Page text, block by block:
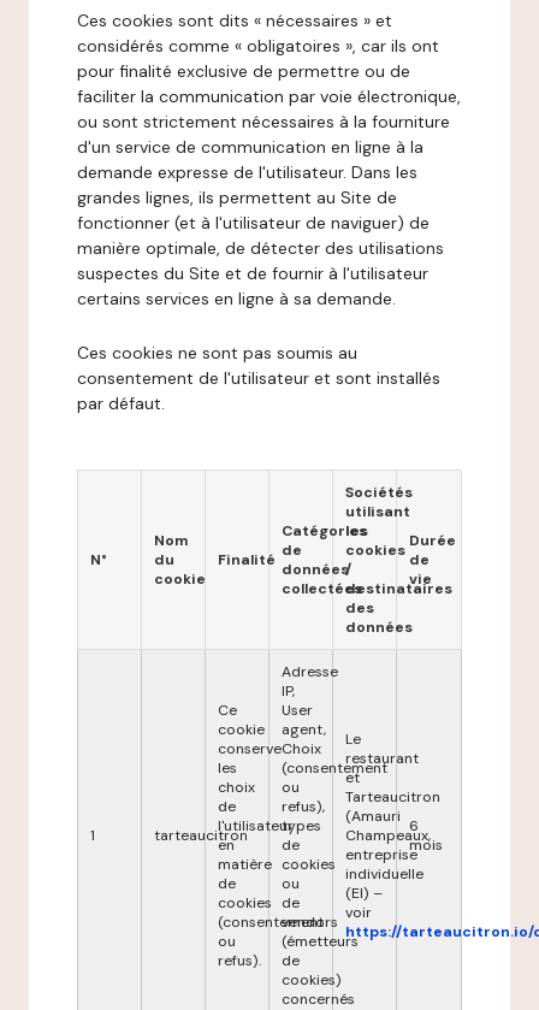
Ces cookies sont dits « nécessaires » et
considérés comme « obligatoires », car ils ont
pour finalité exclusive de permettre ou de
faciliter la communication par voie électronique,
ou sont strictement nécessaires à la fourniture
d'un service de communication en ligne à la
demande expresse de l'utilisateur. Dans les
grandes lignes, ils permettent au Site de
fonctionner (et à l'utilisateur de naviguer) de
manière optimale, de détecter des utilisations
suspectes du Site et de fournir à l'utilisateur
certains services en ligne à sa demande.
Ces cookies ne sont pas soumis au
consentement de l'utilisateur et sont installés
par défaut.
N°
Nom
du
cookie
Finalité
Catégories
de
données
collectées
Sociétés
utilisant
les
cookies
/
destinataires
des
données
Durée
de
vie
1 tarteaucitron
Ce
cookie
conserve
les
choix
de
l'utilisateur
en
matière
de
cookies
(consentement
ou
refus).
Adresse
IP,
User
agent,
Choix
(consentement
ou
refus),
types
de
cookies
ou
de
vendors
(émetteurs
de
cookies)
concernés
Le
restaurant
et
Tarteaucitron
(Amauri
Champeaux,
entreprise
individuelle
(EI) –
voir
https://tarteaucitron.io/
6
mois